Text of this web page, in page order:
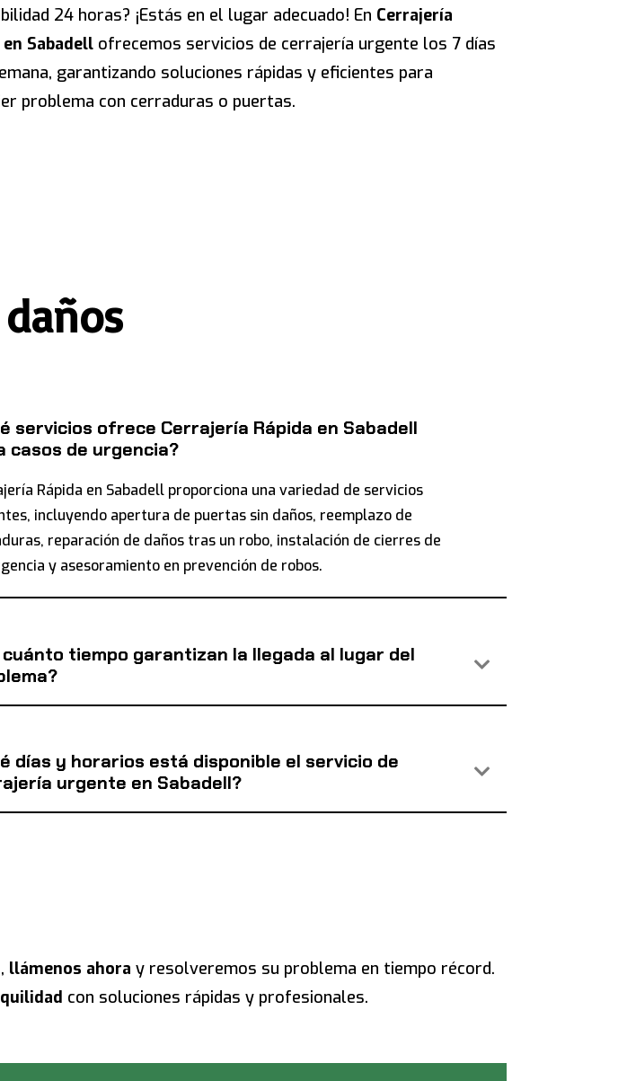
24 horas? ¡Estás en el lugar adecuado! En Cerrajería
en Sabadell ofrecemos servicios de cerrajería urgente los 7 días
garantizando soluciones rápidas y eficientes para
problema con cerraduras o puertas.
servicios ofrece Cerrajería Rápida en Sabadell
casos de urgencia?
Rápida en Sabadell proporciona una variedad de servicios
incluyendo apertura de puertas sin daños, reemplazo de
reparación de daños tras un robo, instalación de cierres de
y asesoramiento en prevención de robos.
cuánto tiempo garantizan la llegada al lugar del
días y horarios está disponible el servicio de
urgente en Sabadell?
llámenos ahora y resolveremos su problema en tiempo récord.
con soluciones rápidas y profesionales.